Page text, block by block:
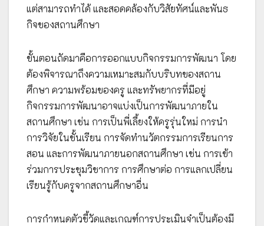
แต่สามารถทำได้ และสอดคล้องกับวิสัยทัศน์และพันธ
กิจของสถานศึกษา
ขั้นตอนถัดมาคือการออกแบบกิจกรรมการพัฒนา โดย
ต้องพิจารณาถึงความเหมาะสมกับบริบทของสถาน
ศึกษา ความพร้อมของครู และทรัพยากรที่มีอยู่
กิจกรรมการพัฒนาอาจแบ่งเป็นการพัฒนาภายใน
สถานศึกษา เช่น การเป็นพี่เลี้ยงให้ครูรุ่นใหม่ การนำ
การวิจัยในชั้นเรียน การจัดทำนวัตกรรมการเรียนการ
สอน และการพัฒนาภายนอกสถานศึกษา เช่น การเข้า
ร่วมการประชุมวิชาการ การศึกษาต่อ การแลกเปลี่ยน
เรียนรู้กับครูจากสถานศึกษาอื่น
การกำหนดตัวชี้วัดและเกณฑ์การประเมินจำเป็นต้องมี